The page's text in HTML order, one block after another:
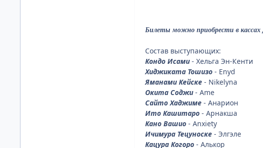
Билеты можно приобрести в кассах
Состав выступающих:
Кондо Исами - Хельга Эн-Кенти
Хиджиката Тошизо - Enyd
Яманами Кейске - Nikelyna
Окита Соджи - Ame
Сайто Хаджиме - Анарион
Ито Кашитаро - Арнакша
Кано Вашио - Anxiety
Ичимура Тецуноске - Элгэле
Кацура Когоро - Алькор